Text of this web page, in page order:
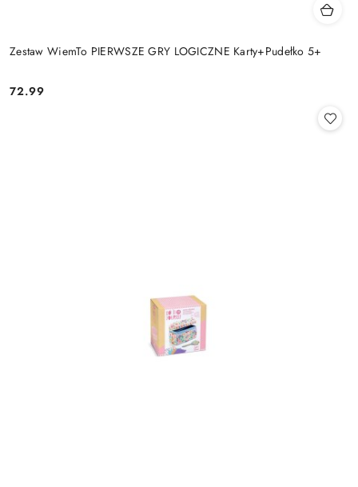
Zestaw WiemTo PIERWSZE GRY LOGICZNE Karty+Pudełko 5+
Cena:
72.99